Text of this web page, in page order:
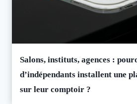
Salons, instituts, agences :
d’indépendants installent une
sur leur comptoir ?